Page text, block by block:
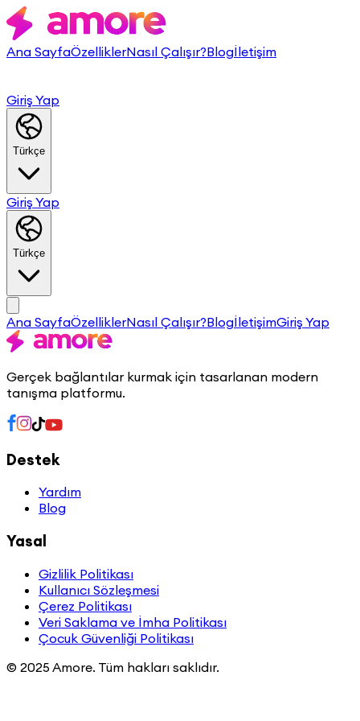
Ana SayfaÖzelliklerNasıl Çalışır?Blogİletişim
Giriş Yap
Türkçe
Giriş Yap
Türkçe
Ana SayfaÖzelliklerNasıl Çalışır?BlogİletişimGiriş Yap
Gerçek bağlantılar kurmak için tasarlanan modern
tanışma platformu.
Destek
Yardım
Blog
Yasal
Gizlilik Politikası
Kullanıcı Sözleşmesi
Çerez Politikası
Veri Saklama ve İmha Politikası
Çocuk Güvenliği Politikası
© 2025 Amore. Tüm hakları saklıdır.